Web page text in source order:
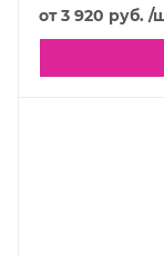
от3 920 руб. /